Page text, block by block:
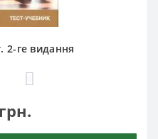
2-ге видання